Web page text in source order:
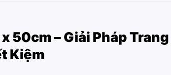
50cm – Giải Pháp
Kiệm